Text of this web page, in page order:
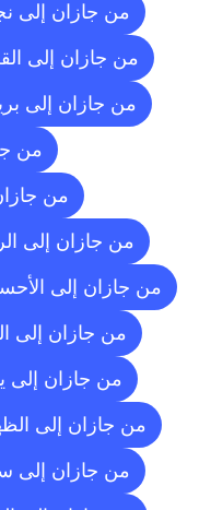
من جازان إلى
من جازان إلى
من جازان إلى
من
من
من جازان إلى
من جازان إلى
من جازان إلى
من جازان إلى
من جازان إلى
من جازان إلى